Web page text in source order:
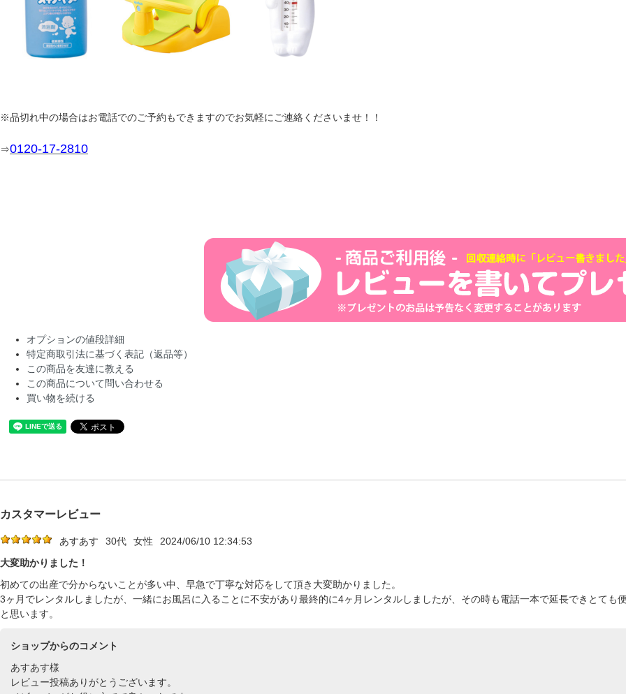
※品切れ中の場合はお電話でのご予約もできますのでお気軽にご連絡くださいませ！！
⇒0120-17-2810
オプションの値段詳細
特定商取引法に基づく表記（返品等）
この商品を友達に教える
この商品について問い合わせる
買い物を続ける
カスタマーレビュー
あすあす 30代 女性
2024/06/10 12:34:53
大変助かりました！
初めての出産で分からないことが多い中、早急で丁寧な対応をして頂き大変助かりました。
3ヶ月でレンタルしましたが、一緒にお風呂に入ることに不安があり最終的に4ヶ月レンタルしましたが、その時も電話一本で延長できとても
と思います。
ショップからのコメント
あすあす様
レビュー投稿ありがとうございます。